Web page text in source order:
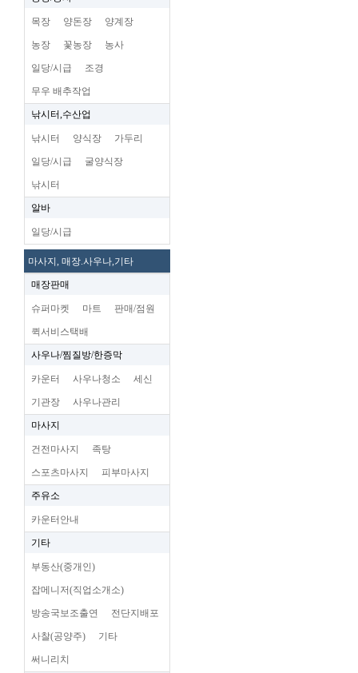
목장 양돈장 양계장
농장 꽃농장 농사
일당/시급 조경
무우 배추작업
낚시터,수산업
낚시터 양식장 가두리
일당/시급 굴양식장
낚시터
알바
일당/시급
마사지, 매장.사우나,기타
매장판매
슈퍼마켓 마트 판매/점원
퀵서비스택배
사우나/찜질방/한증막
카운터 사우나청소 세신
기관장 사우나관리
마사지
건전마사지 족탕
스포츠마사지 피부마사지
주유소
카운터안내
기타
부동산(중개인)
잡메니저(직업소개소)
방송국보조출연 전단지배포
사찰(공양주) 기타
써니리치